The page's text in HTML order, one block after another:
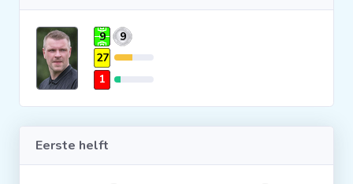
Statistieken
Overige links
9
9
27
1
Eerste helft